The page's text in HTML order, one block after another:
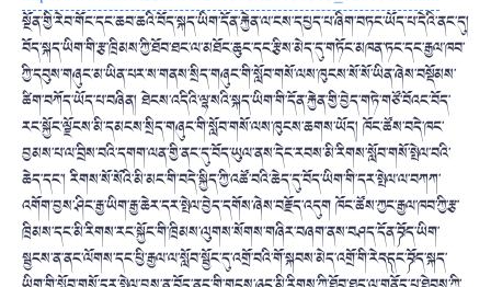
སྔོན་གྱི་རེབ་གོང་དང་ཆབ་ཆའི་བོད་སྐད་ཡིག་དོན་རྐྱེན་ལ་ངས་དཔྱད་པ་ཞིག་བཏང་ཡོད་པ་དེའི་ནང་དུ།
བོད་སྐད་ཡིག་གི་རྩ་ཁྲིམས་ཀྱི་ཐོབ་ཐང་ལ་མཐོང་ཆུང་དང་རྩིས་མེད་དུ་གཏོང་མཁན་ཏང་དང་རྒྱལ་ཁབ་
ཀྱི་དབུས་གཞུང་མ་ཡིན་པར་ས་གནས་སྲིད་གཞུང་གི་སློབ་གསོ་ལས་ཁུངས་སོ་སོ་ཡིན་ཞེས་བསྡོམས་
ཚིག་བཀོད་ཡོད་པ་བཞིན། ཐེངས་འདིའི་ལྷ་སའི་སྐད་ཡིག་གི་དོན་རྐྱེན་གྱི་བྱེད་གཏེ་གཙོ་བོའང་བོད་
རང་སྐྱོང་ལྗོངས་མི་དམངས་སྲིད་གཞུང་གི་སློབ་གསོ་ལས་ཁུངས་ཆགས་ཡོད། ཁོང་ཚོས་བདེ་ཁང་
བྱམས་པ་ལ་བྲིས་བའི་དགག་ལན་གྱི་ནང་དུ་བོད་ཡུལ་ནས་དེང་རབས་མི་རིགས་སློབ་གསོ་སྤེལ་བའི་
ཆེད་དང་། རིགས་སོ་སོའི་མི་མང་གི་བདེ་སྐྱིད་ཀྱི་འཚོ་བའི་ཆེད་དུ་བོད་ཡིག་གི་དར་སྤེལ་ལ་བཀཀ་
འགོག་བྱས་ཤིང་རྒྱ་ཡིག་རྒྱ་ཆེར་དར་སྤེལ་བྱེད་དགོས་ཞེས་བརྗོད་འདུག ཁོང་ཚོས་ཀྱང་རྒྱལ་ཁབ་ཀྱི་རྩ་
ཁྲིམས་དང་མི་རིགས་རང་སྐྱོང་གི་ཁྲིམས་ལུགས་སོགས་གཞིར་བཞག་ནས་བཤད་དོན་༼བོད་ཡིག་
སྦྱངས་ན་ནང་ལོགས་དང་ཕྱི་རྒྱལ་ལ་སློབ་སྦྱོང་དུ་འགྲོ་བའི་གོ་སྐབས་མེད་འགྲོ་གི་རེད༽དང་༼བོད་སྐད་